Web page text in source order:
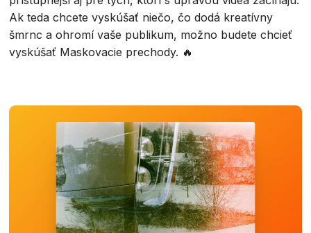
Ak teda chcete vyskúšať niečo, čo dodá kreatívny
šmrnc a ohromí vaše publikum, možno budete chcieť
vyskúšať Maskovacie prechody. 🔥